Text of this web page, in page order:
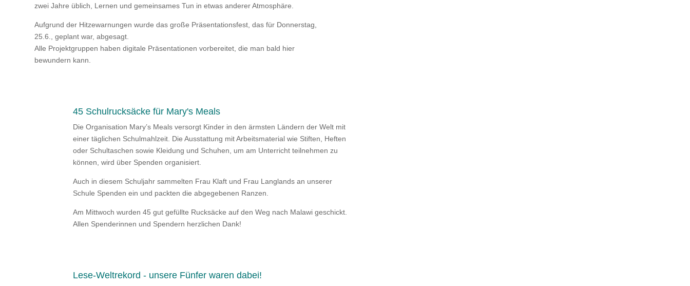
zwei Jahre üblich, Lernen und gemeinsames Tun in etwas anderer Atmosphäre.
Aufgrund der Hitzewarnungen wurde das große Präsentationsfest, das für Donnerstag,
25.6., geplant war, abgesagt.
Alle Projektgruppen haben digitale Präsentationen vorbereitet, die man bald hier
bewundern kann.
45 Schulrucksäcke für Mary's Meals
Die Organisation Mary’s Meals versorgt Kinder in den ärmsten Ländern der Welt mit
einer täglichen Schulmahlzeit. Die Ausstattung mit Arbeitsmaterial wie Stiften, Heften
oder Schultaschen sowie Kleidung und Schuhen, um am Unterricht teilnehmen zu
können, wird über Spenden organisiert.
Auch in diesem Schuljahr sammelten Frau Klaft und Frau Langlands an unserer
Schule Spenden ein und packten die abgegebenen Ranzen.
Am Mittwoch wurden 45 gut gefüllte Rucksäcke auf den Weg nach Malawi geschickt.
Allen Spenderinnen und Spendern herzlichen Dank!
Lese-Weltrekord - unsere Fünfer waren dabei!